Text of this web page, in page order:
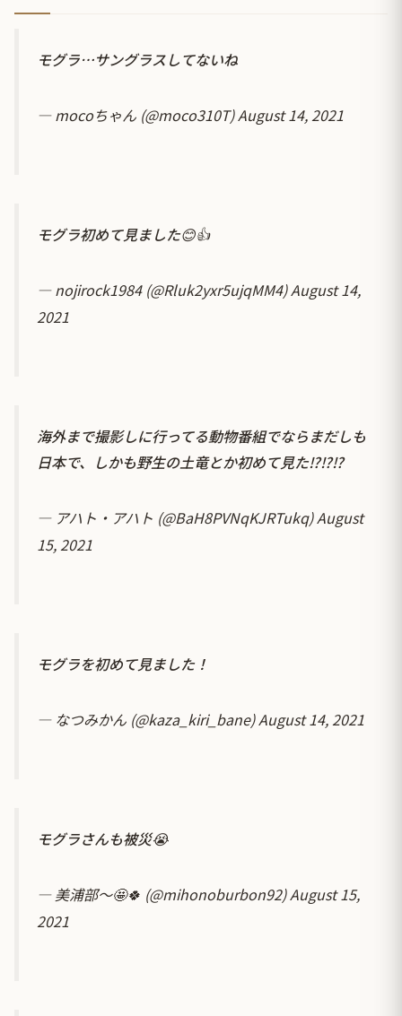
モグラ…サングラスしてないね
— mocoちゃん (@moco310T)August 14, 2021
モグラ初めて見ました😊👍
— nojirock1984 (@Rluk2yxr5ujqMM4)August 14,
2021
海外まで撮影しに行ってる動物番組でならまだしも
日本で、しかも野生の土竜とか初めて見た⁉️⁉️⁉️
— アハト・アハト (@BaH8PVNqKJRTukq)August
15, 2021
モグラを初めて見ました！
— なつみかん (@kaza_kiri_bane)August 14, 2021
モグラさんも被災😭
— 美浦部〜🤩🍀 (@mihonoburbon92)August 15,
2021